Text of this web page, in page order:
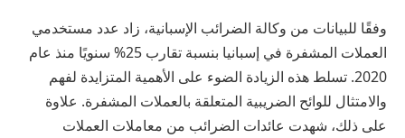
وفقًا للبيانات من وكالة الضرائب الإسبانية، زاد عدد مستخدمي
العملات المشفرة في إسبانيا بنسبة تقارب 25% سنويًا منذ عام
2020. تسلط هذه الزيادة الضوء على الأهمية المتزايدة لفهم
والامتثال للوائح الضريبية المتعلقة بالعملات المشفرة. علاوة
على ذلك، شهدت عائدات الضرائب من معاملات العملات